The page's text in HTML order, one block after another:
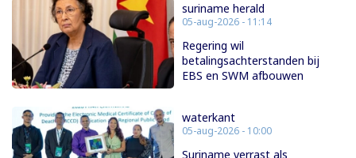
suriname herald
05-aug-2026 - 11:14
Regering wil
betalingsachterstanden bij
EBS en SWM afbouwen
waterkant
05-aug-2026 - 10:00
Suriname verrast als